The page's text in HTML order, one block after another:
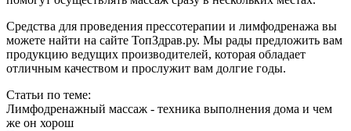
Средства для проведения прессотерапии и лимфодренажа вы
можете найти на сайте ТопЗдрав.ру. Мы рады предложить вам
продукцию ведущих производителей, которая обладает
отличным качеством и прослужит вам долгие годы.
Статьи по теме:
Лимфодренажный массаж - техника выполнения дома и чем
же он хорош